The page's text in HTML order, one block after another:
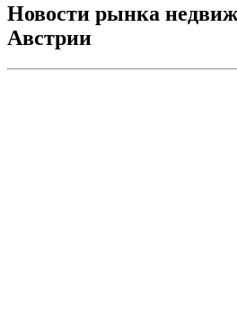
Новости рынка
Австрии